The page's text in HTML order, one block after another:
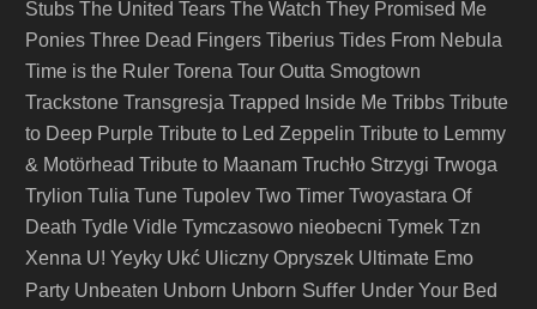
Stubs The United Tears The Watch They Promised Me
Ponies Three Dead Fingers Tiberius Tides From Nebula
Time is the Ruler Torena Tour Outta Smogtown
Trackstone Transgresja Trapped Inside Me Tribbs Tribute
to Deep Purple Tribute to Led Zeppelin Tribute to Lemmy
& Motörhead Tribute to Maanam Truchło Strzygi Trwoga
Trylion Tulia Tune Tupolev Two Timer Twoyastara Of
Death Tydle Vidle Tymczasowo nieobecni Tymek Tzn
Xenna U! Yeyky Ukć Uliczny Opryszek Ultimate Emo
Party Unbeaten Unborn Unborn Suffer Under Your Bed